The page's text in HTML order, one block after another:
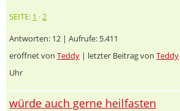
SEITE: 1 ·2
Antworten: 12 | Aufrufe: 5.411
eröffnet von Teddy | letzter Beitrag von Teddy
Uhr
würde auch gerne heilfasten